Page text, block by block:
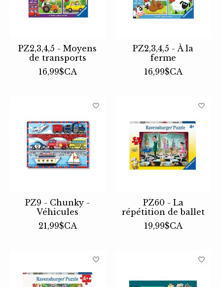
PZ2,3,4,5 - Moyens
de transports
16,99$CA
PZ2,3,4,5 - À la
ferme
16,99$CA
PZ9 - Chunky -
Véhicules
21,99$CA
PZ60 - La
répétition de ballet
19,99$CA